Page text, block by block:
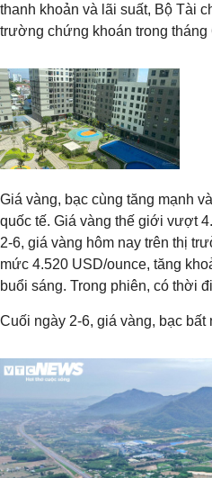
thanh khoản và lãi suất, Bộ Tài
trường chứng khoán trong tháng
Giá vàng, bạc cùng tăng mạnh
quốc tế. Giá vàng thế giới vượt
2-6, giá vàng hôm nay trên thị
mức 4.520 USD/ounce, tăng
buổi sáng. Trong phiên, có thời
Cuối ngày 2-6, giá vàng, bạc bất